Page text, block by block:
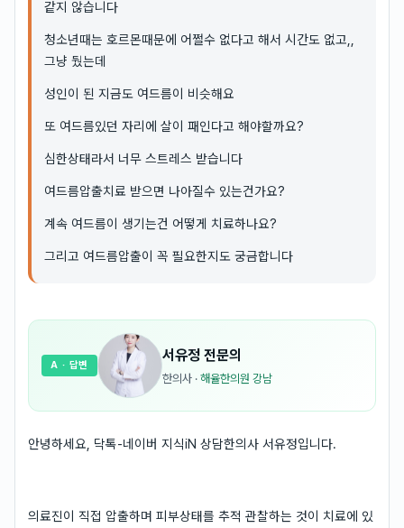
같지 않습니다
청소년때는 호르몬때문에 어쩔수 없다고 해서 시간도 없고,,
그냥 뒀는데
성인이 된 지금도 여드름이 비슷해요
또 여드름있던 자리에 살이 패인다고 해야할까요?
심한상태라서 너무 스트레스 받습니다
여드름압출치료 받으면 나아질수 있는건가요?
계속 여드름이 생기는건 어떻게 치료하나요?
그리고 여드름압출이 꼭 필요한지도 궁금합니다
서유정 전문의
한의사 · 해율한의원 강남
A · 답변
안녕하세요, 닥톡-네이버 지식iN 상담한의사 서유정입니다.
의료진이 직접 압출하며 피부상태를 추적 관찰하는 것이 치료에 있